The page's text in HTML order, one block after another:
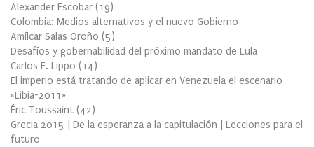
Alexander Escobar (19)
Colombia: Medios alternativos y el nuevo Gobierno
Amílcar Salas Oroño (5)
Desafíos y gobernabilidad del próximo mandato de Lula
Carlos E. Lippo (14)
El imperio está tratando de aplicar en Venezuela el escenario
«Libia-2011»
Éric Toussaint (42)
Grecia 2015 | De la esperanza a la capitulación | Lecciones para el
futuro